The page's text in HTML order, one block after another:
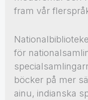
fram vår
för
böcker på mer
ainu, indianska